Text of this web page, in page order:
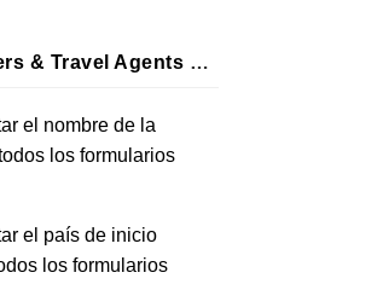
City Ledgers & Travel Agents Forms
el nombre de la
los formularios
el país de inicio
los formularios